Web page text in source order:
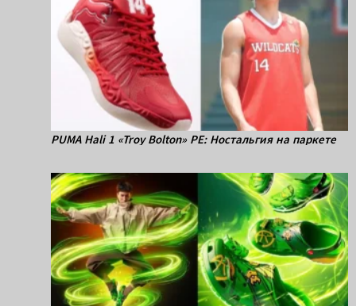
PUMA Hali 1 «Troy Bolton» PE: Ностальгия на паркете